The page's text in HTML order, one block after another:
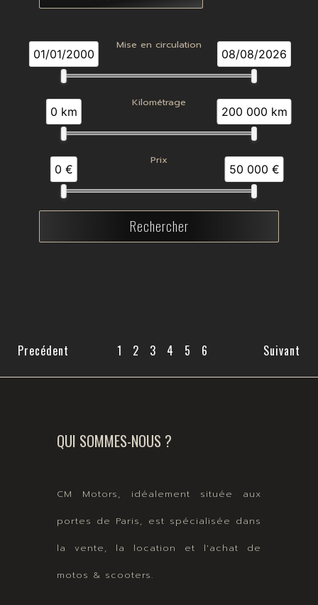
Mise en circulation
01/01/2000 08/08/2026
Kilométrage
0 km 200 000 km
Prix
0 € 50 000 €
Precédent 1 2 3 4 5 6 Suivant
QUI SOMMES-NOUS ?
CM Motors, idéalement située aux
portes de Paris, est spécialisée dans
la vente, la location et l'achat de
motos & scooters.